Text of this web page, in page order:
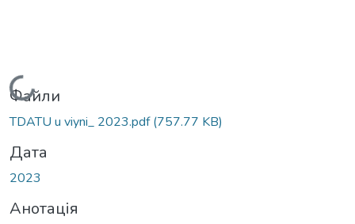
Вантажиться...
Файли
TDATU u viyni_ 2023.pdf(757.77 KB)
Дата
2023
Анотація